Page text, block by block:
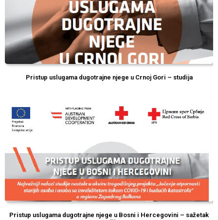
Pristup uslugama dugotrajne njege u Crnoj Gori – studija
Pristup uslugama dugotrajne njege u Bosni i Hercegovini – sažetak